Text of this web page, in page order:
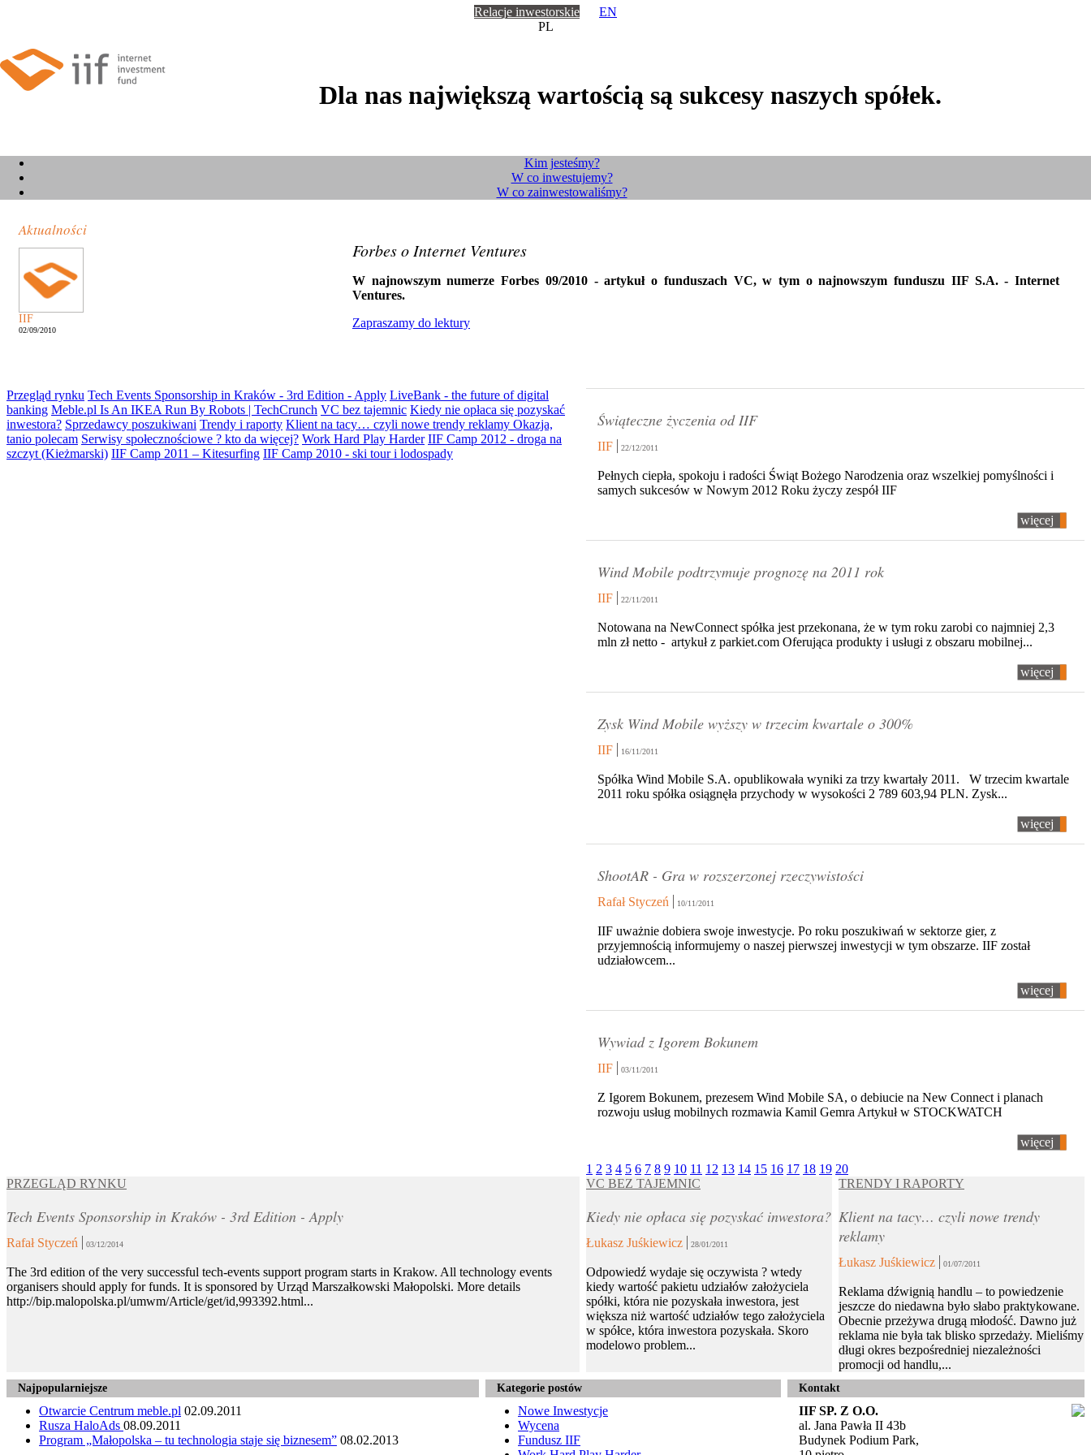
Relacje inwestorskie
EN
PL
Dla nas największą wartością są sukcesy naszych spółek.
Kim jesteśmy?
W co inwestujemy?
W co zainwestowaliśmy?
Aktualności
IIF
02/09/2010
Forbes o Internet Ventures
W najnowszym numerze Forbes 09/2010 - artykuł o funduszach VC, w tym o najnowszym funduszu IIF S.A. - Internet
Ventures.
Zapraszamy do lektury
Przegląd rynku Tech Events Sponsorship in Kraków - 3rd Edition - Apply LiveBank - the future of digital
banking Meble.pl Is An IKEA Run By Robots | TechCrunch VC bez tajemnic Kiedy nie opłaca się pozyskać
inwestora? Sprzedawcy poszukiwani Trendy i raporty Klient na tacy… czyli nowe trendy reklamy Okazja,
tanio polecam Serwisy społecznościowe ? kto da więcej? Work Hard Play Harder IIF Camp 2012 - droga na
szczyt (Kieżmarski) IIF Camp 2011 – Kitesurfing IIF Camp 2010 - ski tour i lodospady
Świąteczne życzenia od IIF
IIF 22/12/2011
Pełnych ciepła, spokoju i radości Świąt Bożego Narodzenia oraz wszelkiej pomyślności i
samych sukcesów w Nowym 2012 Roku życzy zespół IIF
więcej
Wind Mobile podtrzymuje prognozę na 2011 rok
IIF 22/11/2011
Notowana na NewConnect spółka jest przekonana, że w tym roku zarobi co najmniej 2,3
mln zł netto - artykuł z parkiet.com Oferująca produkty i usługi z obszaru mobilnej...
więcej
Zysk Wind Mobile wyższy w trzecim kwartale o 300%
IIF 16/11/2011
Spółka Wind Mobile S.A. opublikowała wyniki za trzy kwartały 2011. W trzecim kwartale
2011 roku spółka osiągnęła przychody w wysokości 2 789 603,94 PLN. Zysk...
więcej
ShootAR - Gra w rozszerzonej rzeczywistości
Rafał Styczeń 10/11/2011
IIF uważnie dobiera swoje inwestycje. Po roku poszukiwań w sektorze gier, z
przyjemnością informujemy o naszej pierwszej inwestycji w tym obszarze. IIF został
udziałowcem...
więcej
Wywiad z Igorem Bokunem
IIF 03/11/2011
Z Igorem Bokunem, prezesem Wind Mobile SA, o debiucie na New Connect i planach
rozwoju usług mobilnych rozmawia Kamil Gemra Artykuł w STOCKWATCH
więcej
1 2 3 4 5 6 7 8 9 10 11 12 13 14 15 16 17 18 19 20
PRZEGLĄD RYNKU
Tech Events Sponsorship in Kraków - 3rd Edition - Apply
Rafał Styczeń 03/12/2014
The 3rd edition of the very successful tech-events support program starts in Krakow. All technology events
organisers should apply for funds. It is sponsored by Urząd Marszałkowski Małopolski. More details
http://bip.malopolska.pl/umwm/Article/get/id,993392.html...
VC BEZ TAJEMNIC
Kiedy nie opłaca się pozyskać inwestora?
Łukasz Juśkiewicz 28/01/2011
Odpowiedź wydaje się oczywista ? wtedy
kiedy wartość pakietu udziałów założyciela
spółki, która nie pozyskała inwestora, jest
większa niż wartość udziałów tego założyciela
w spółce, która inwestora pozyskała. Skoro
modelowo problem...
TRENDY I RAPORTY
Klient na tacy… czyli nowe trendy
reklamy
Łukasz Juśkiewicz 01/07/2011
Reklama dźwignią handlu – to powiedzenie
jeszcze do niedawna było słabo praktykowane.
Obecnie przeżywa drugą młodość. Dawno już
reklama nie była tak blisko sprzedaży. Mieliśmy
długi okres bezpośredniej niezależności
promocji od handlu,...
Najpopularniejsze Kategorie postów Kontakt
Otwarcie Centrum meble.pl 02.09.2011
Rusza HaloAds 08.09.2011
Program „Małopolska – tu technologia staje się biznesem” 08.02.2013
Nowe Inwestycje
Wycena
Fundusz IIF
IIF SP. Z O.O.
al. Jana Pawła II 43b
Budynek Podium Park,